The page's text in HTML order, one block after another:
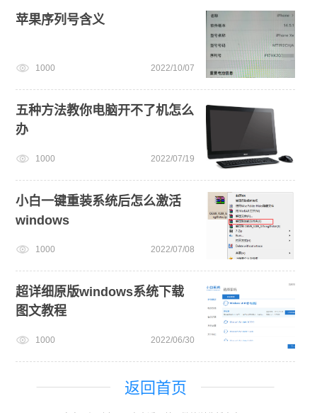
苹果序列号含义
1000 2022/10/07
五种方法教你电脑开不了机怎么
办
1000 2022/07/19
小白一键重装系统后怎么激活
windows
1000 2022/07/08
超详细原版windows系统下载
图文教程
1000 2022/06/30
返回首页